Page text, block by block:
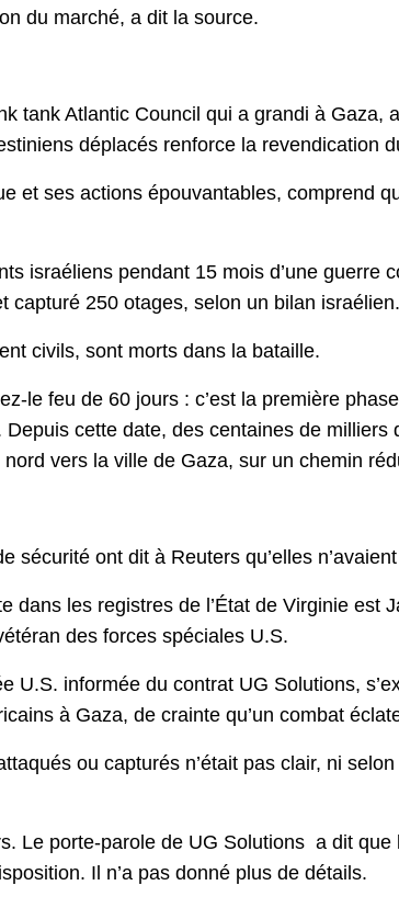
du marché, a dit la source.
tank Atlantic Council qui a grandi à Gaza,
déplacés renforce la revendication
et ses actions épouvantables, comprend
israéliens pendant 15 mois d’une guerre
capturé 250 otages, selon un bilan israélien.
civils, sont morts dans la bataille.
le feu de 60 jours : c’est la première
cette date, des centaines de
vers la ville de Gaza, sur un chemin
sécurité ont dit à Reuters qu’elles
dans les registres de l’État de Virginie est
des forces spéciales U.S.
U.S. informée du contrat UG Solutions,
à Gaza, de crainte qu’un combat
ou capturés n’était pas clair, ni
Le porte-parole de UG Solutions a dit
Il n’a pas donné plus de détails.